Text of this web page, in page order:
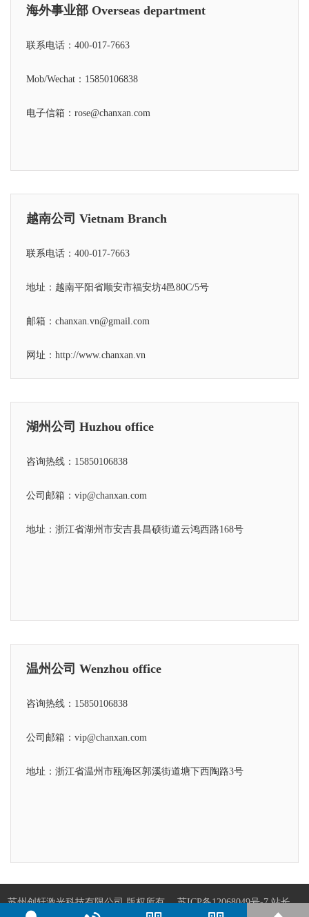
海外事业部 Overseas department
联系电话：400-017-7663
Mob/Wechat： 15850106838
电子信箱：rose@chanxan.com
越南公司 Vietnam Branch
联系电话：400-017-7663
地址：越南平阳省顺安市福安坊4邑80C/5号
邮箱：chanxan.vn@gmail.com
网址：http://www.chanxan.vn
湖州公司 Huzhou office
咨询热线：15850106838
公司邮箱：vip@chanxan.com
地址：浙江省湖州市安吉县昌硕街道云鸿西路168号
温州公司 Wenzhou office
咨询热线：15850106838
公司邮箱：vip@chanxan.com
地址：浙江省温州市瓯海区郭溪街道塘下西陶路3号
苏州创轩激光科技有限公司 版权所有 苏ICP备12068049号-7 站长